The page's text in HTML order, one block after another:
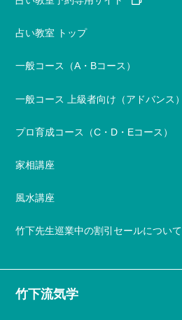
占い教室 トップ
一般コース（A・Bコース）
一般コース 上級者向け（アドバンス）
プロ育成コース（C・D・Eコース）
家相講座
風水講座
竹下先生巡業中の割引セールについて
竹下流気学